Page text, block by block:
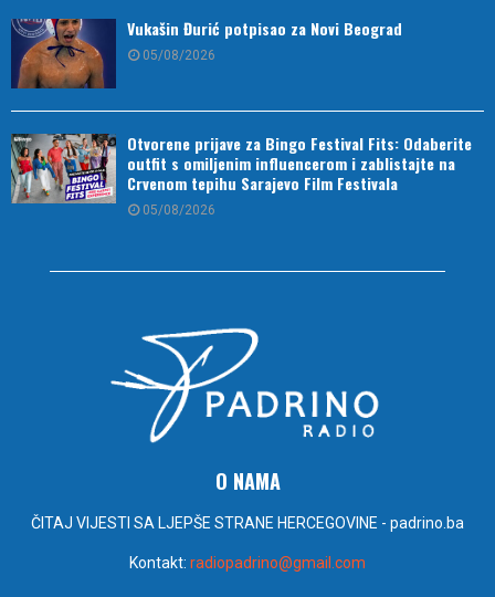
Vukašin Đurić potpisao za Novi Beograd
05/08/2026
Otvorene prijave za Bingo Festival Fits: Odaberite
outfit s omiljenim influencerom i zablistajte na
Crvenom tepihu Sarajevo Film Festivala
05/08/2026
O NAMA
ČITAJ VIJESTI SA LJEPŠE STRANE HERCEGOVINE - padrino.ba
Kontakt: radiopadrino@gmail.com